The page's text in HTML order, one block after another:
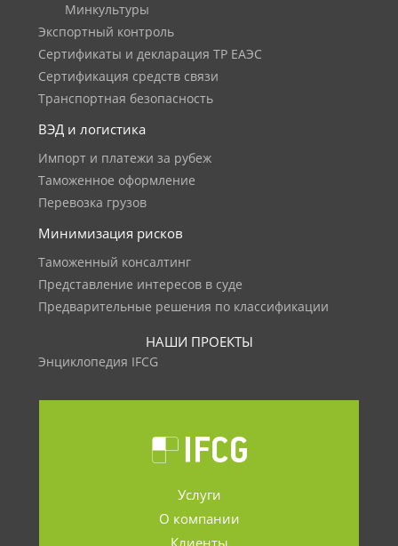
Минкультуры
Экспортный контроль
Сертификаты и декларация ТР ЕАЭС
Сертификация средств связи
Транспортная безопасность
ВЭД и логистика
Импорт и платежи за рубеж
Таможенное оформление
Перевозка грузов
Минимизация рисков
Таможенный консалтинг
Представление интересов в суде
Предварительные решения по классификации
НАШИ ПРОЕКТЫ
Энциклопедия IFCG
Услуги
О компании